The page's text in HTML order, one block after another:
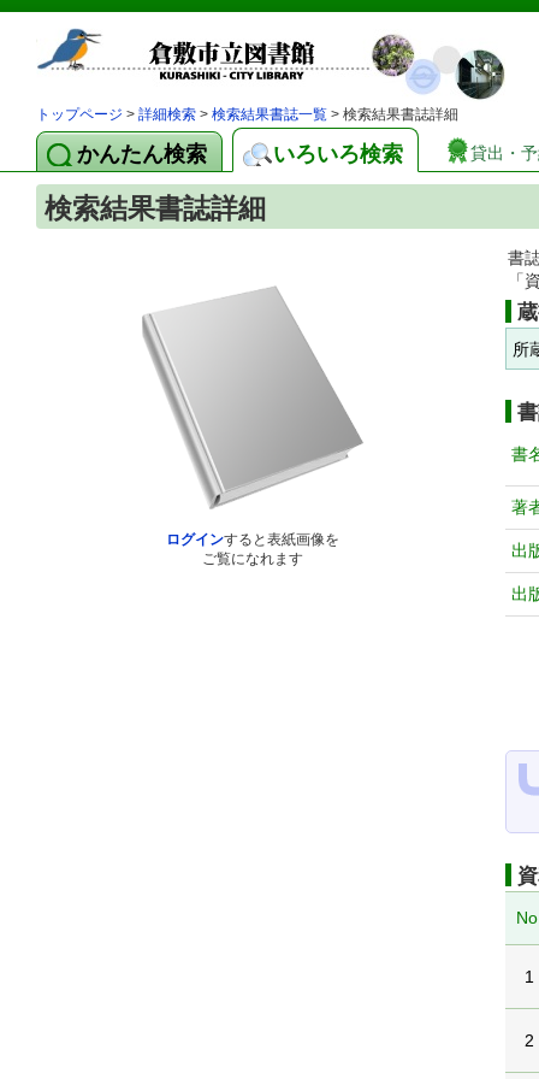
トップページ > 詳細検索 > 検索結果書誌一覧 > 検索結果書誌詳細
かんたん検索 いろいろ検索 貸出・
検索結果書誌詳細
ログインすると表紙画像を
ご覧になれます
書
「
所
書
著
出
出
1
2